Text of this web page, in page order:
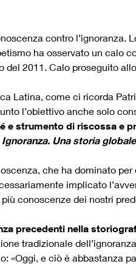
contro l’ignoranza.
ha osservato un calo
2011. Calo proseguito
Latina, come ci ricorda
l’obiettivo anche solo
e strumento di riscossa e
Ignoranza. Una storia globale
che ha dominato
implicato
conoscenze dei nostri
precedenti nella
tradizionale
e ciò è abbastanza